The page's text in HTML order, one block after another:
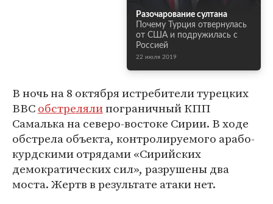
Разочарование султана
Почему Турция отвернулась
от США и подружилась с
Россией
22 июля 2019
В ночь на 8 октября истребители турецких
ВВСобстрелялипограничный КПП
Самалька на северо-востоке Сирии. В ходе
обстрела объекта, контролируемого арабо-
курдскими отрядами «Сирийских
демократических сил», разрушены два
моста. Жертв в результате атаки нет.